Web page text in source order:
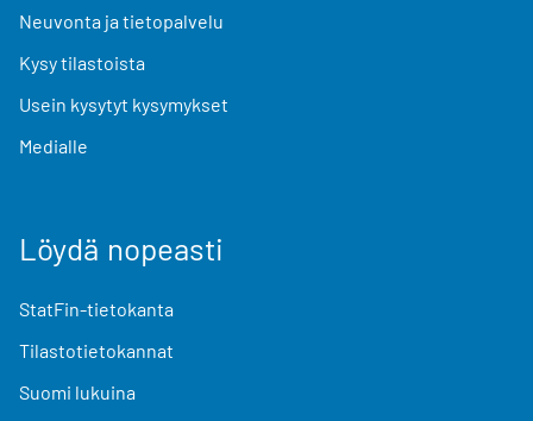
Neuvonta ja tietopalvelu
Kysy tilastoista
Usein kysytyt kysymykset
Medialle
Löydä nopeasti
StatFin-tietokanta
Tilastotietokannat
Suomi lukuina